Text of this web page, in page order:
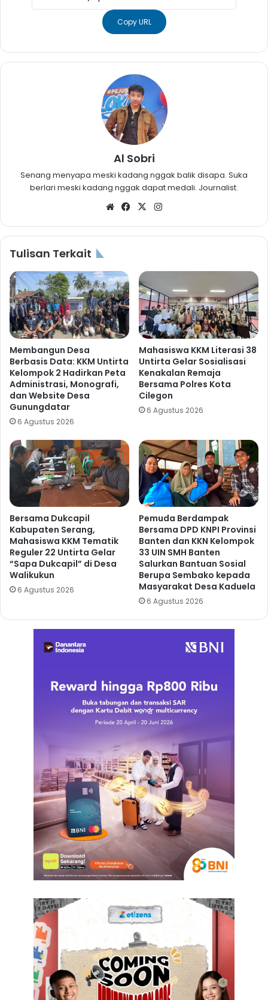
Copy URL
Al Sobri
Senang menyapa meski kadang nggak balik disapa. Suka
berlari meski kadang nggak dapat medali. Journalist.
WebsiteFacebook
X
Tulisan Terkait
Membangun Desa
Berbasis Data: KKM Untirta
Kelompok 2 Hadirkan Peta
Administrasi, Monografi,
dan Website Desa
Gunungdatar
6 Agustus 2026
Mahasiswa KKM Literasi 38
Untirta Gelar Sosialisasi
Kenakalan Remaja
Bersama Polres Kota
Cilegon
6 Agustus 2026
Bersama Dukcapil
Kabupaten Serang,
Mahasiswa KKM Tematik
Reguler 22 Untirta Gelar
“Sapa Dukcapil” di Desa
Walikukun
6 Agustus 2026
Pemuda Berdampak
Bersama DPD KNPI Provinsi
Banten dan KKN Kelompok
33 UIN SMH Banten
Salurkan Bantuan Sosial
Berupa Sembako kepada
Masyarakat Desa Kaduela
6 Agustus 2026